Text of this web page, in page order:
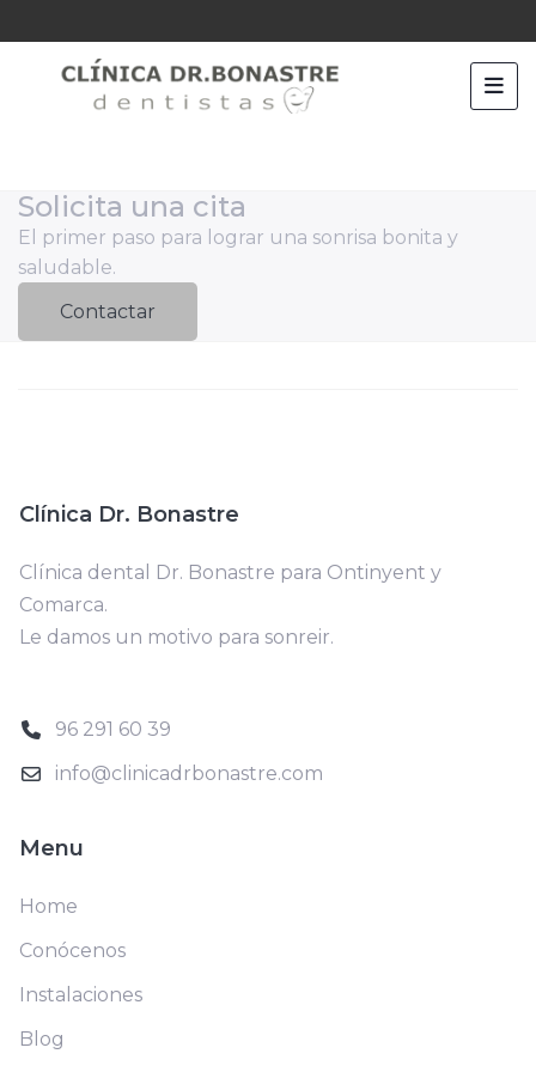
Solicita una cita
El primer paso para lograr una sonrisa bonita y
saludable.
Contactar
Clínica Dr. Bonastre
Clínica dental Dr. Bonastre para Ontinyent y
Comarca.
Le damos un motivo para sonreir.
96 291 60 39
info@clinicadrbonastre.com
Menu
Home
Conócenos
Instalaciones
Blog